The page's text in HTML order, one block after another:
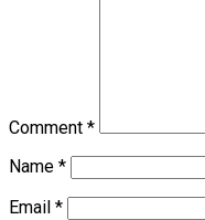
Comment *
Name *
Email *